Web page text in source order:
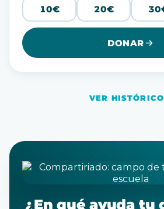
10€ 20€
DONAR
VER HISTÓRICO
¿En qué ayuda tu